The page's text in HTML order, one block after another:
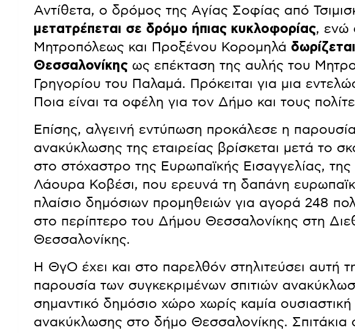
Αντίθετα, ο δρόμος της Αγίας Σοφίας από
μετατρέπεται σε δρόμο ήπιας κυκλοφορίας, ενώ
Μητροπόλεως και Προξένου Κορομηλά
Θεσσαλονίκης ως επέκταση της αυλής του
Γρηγορίου του Παλαμά. Πρόκειται για μια
Ποια είναι τα οφέλη για τον Δήμο και τους
Επίσης, αλγεινή εντύπωση προκάλεσε η
ανακύκλωσης της εταιρείας βρίσκεται μετά το
στο στόχαστρο της Ευρωπαϊκής Εισαγγελίας,
Λάουρα Κοβέσι, που ερευνά τη δαπάνη
πλαίσιο δημόσιων προμηθειών για αγορά 248
στο περίπτερο του Δήμου Θεσσαλονίκης στη
Θεσσαλονίκης.
Η ΘγΟ έχει και στο παρελθόν στηλιτεύσει αυτή
παρουσία των συγκεκριμένων σπιτιών
σημαντικό δημόσιο χώρο χωρίς καμία
ανακύκλωσης στο δήμο Θεσσαλονίκης.